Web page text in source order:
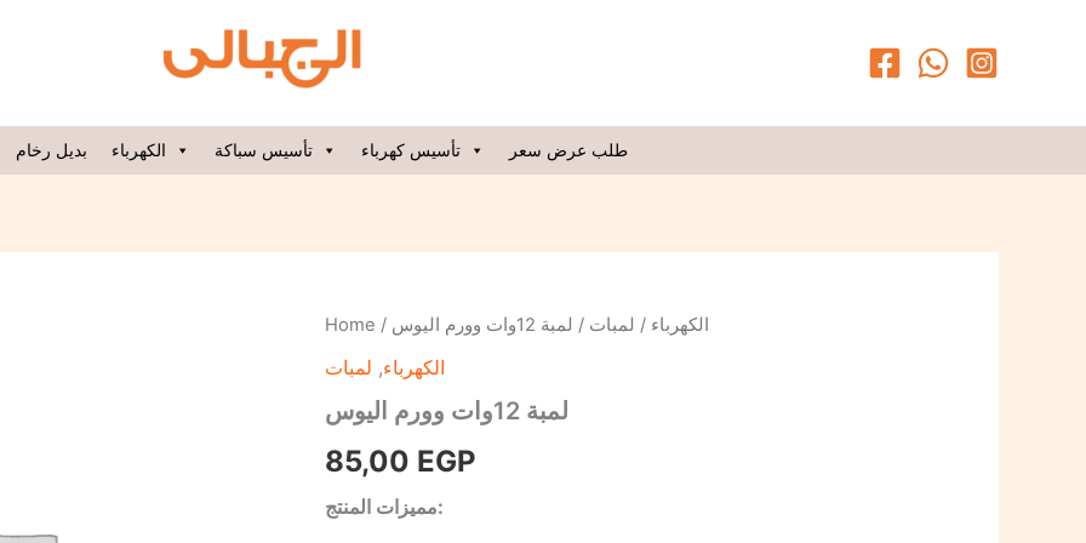
بديل رخام الكهرباء تأسيس سباكة تأسيس كهرباء طلب عرض سعر
Home / الكهرباء / لمبات / لمبة 12وات وورم اليوس
الكهرباء, لمبات
لمبة 12وات وورم اليوس
85,00 EGP
مميزات المنتج:
لمبة
وورم
quantity